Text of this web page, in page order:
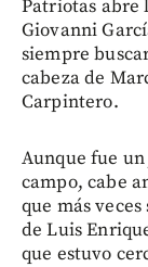
Patriotas abre
Giovanni
siempre
cabeza de
Carpintero.
Aunque fue
campo, cabe
que más
de Luis
que estuvo